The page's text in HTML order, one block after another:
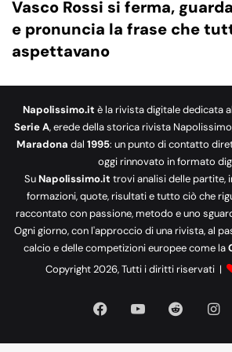
Vasco Rossi si ferma,
e pronuncia la frase che
aspettavano
Napolissimo.it è la rivista digitale dedicata al
Serie A, erede della storica rivista
Maradona dal 1995: un punto di contatto
oggi rinnovato in formato
SuNapolissimo.it trovi analisi delle partite,
formazioni, quote, risultati e tutto ciò che
raccontato con passione, metodo e uno
Ogni giorno, con l'approccio di una rivista, al
calcio e delle competizioni europee come la
Copyright 2026, Tutti i diritti riservati |
Facebook
Tube
Reddit